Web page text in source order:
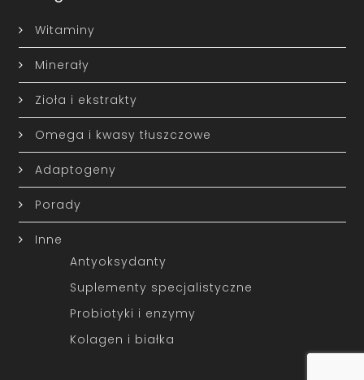
Witaminy
Minerały
Zioła i ekstrakty
Omega i kwasy tłuszczowe
Adaptogeny
Porady
Inne
Antyoksydanty
Suplementy specjalistyczne
Probiotyki i enzymy
Kolagen i białka